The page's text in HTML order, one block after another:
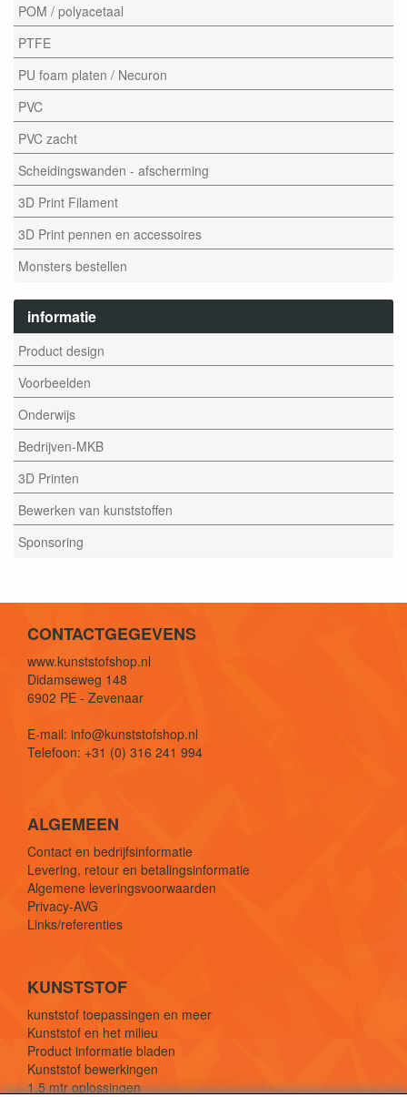
POM / polyacetaal
PTFE
PU foam platen / Necuron
PVC
PVC zacht
Scheidingswanden - afscherming
3D Print Filament
3D Print pennen en accessoires
Monsters bestellen
informatie
Product design
Voorbeelden
Onderwijs
Bedrijven-MKB
3D Printen
Bewerken van kunststoffen
Sponsoring
CONTACTGEGEVENS
www.kunststofshop.nl
Didamseweg 148
6902 PE - Zevenaar
E-mail: info@kunststofshop.nl
Telefoon: +31 (0) 316 241 994
ALGEMEEN
Contact en bedrijfsinformatie
Levering, retour en betalingsinformatie
Algemene leveringsvoorwaarden
Privacy-AVG
Links/referenties
KUNSTSTOF
kunststof toepassingen en meer
Kunststof en het milieu
Product informatie bladen
Kunststof bewerkingen
1,5 mtr oplossingen